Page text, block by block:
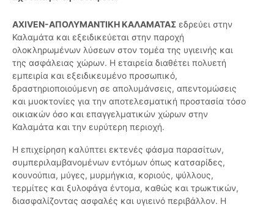
AXIVEN-ΑΠΟΛΥΜΑΝΤΙΚΗ ΚΑΛΑΜΑΤΑΣ εδρεύει στην
Καλαμάτα και εξειδικεύεται στην παροχή
ολοκληρωμένων λύσεων στον τομέα της υγιεινής και
της ασφάλειας χώρων. Η εταιρεία διαθέτει πολυετή
εμπειρία και εξειδικευμένο προσωπικό,
δραστηριοποιούμενη σε απολυμάνσεις, απεντομώσεις
και μυοκτονίες για την αποτελεσματική προστασία τόσο
οικιακών όσο και επαγγελματικών χώρων στην
Καλαμάτα και την ευρύτερη περιοχή.
Η επιχείρηση καλύπτει εκτενές φάσμα παρασίτων,
συμπεριλαμβανομένων εντόμων όπως κατσαρίδες,
κουνούπια, μύγες, μυρμήγκια, κοριούς, ψύλλους,
τερμίτες και ξυλοφάγα έντομα, καθώς και τρωκτικών,
διασφαλίζοντας ασφαλές και υγιεινό περιβάλλον. Η